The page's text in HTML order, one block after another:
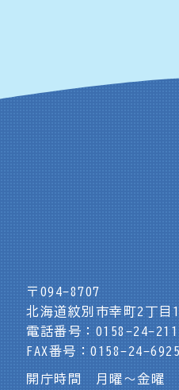
〒094-8707
北海道紋別市幸町2丁目
電話番号：0158-24-
FAX番号：0158-24-6925
開庁時間 月曜～金曜